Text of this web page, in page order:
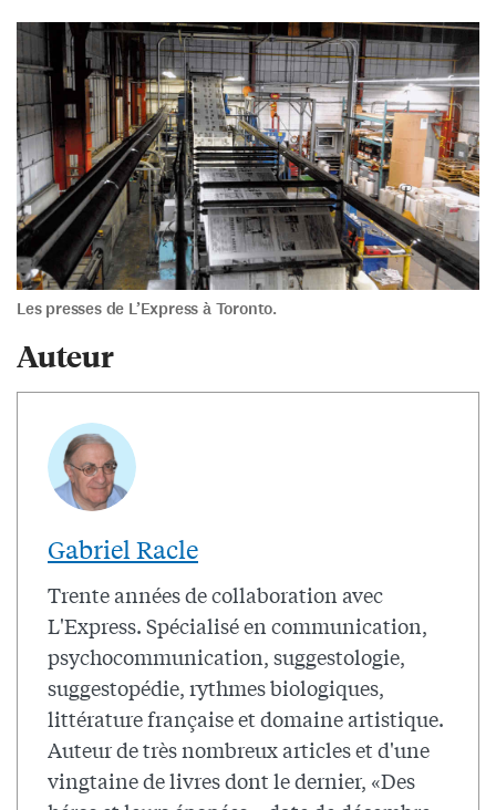
Les presses de L’Express à Toronto.
Auteur
Gabriel Racle
Trente années de collaboration avec
L'Express. Spécialisé en communication,
psychocommunication, suggestologie,
suggestopédie, rythmes biologiques,
littérature française et domaine artistique.
Auteur de très nombreux articles et d'une
vingtaine de livres dont le dernier, «Des